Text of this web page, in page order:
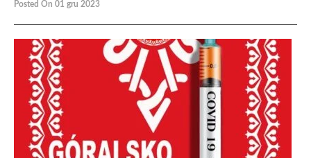
Posted On 01 gru 2023